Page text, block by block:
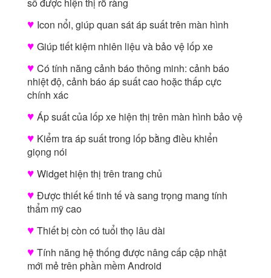
số được hiện thị rõ ràng
♥ Icon nổi, giúp quan sát áp suất trên màn hình
♥ Giúp tiết kiệm nhiên liệu và bảo vệ lốp xe
♥ Có tính năng cảnh báo thông minh: cảnh báo
nhiệt độ, cảnh báo áp suất cao hoặc thấp cực
chính xác
♥ Áp suất của lốp xe hiện thị trên màn hình bảo vệ
♥ Kiểm tra áp suất trong lốp bằng điều khiển
giọng nói
♥ Widget hiện thị trên trang chủ
♥ Được thiết kế tinh tế và sang trọng mang tính
thẩm mỹ cao
♥ Thiết bị còn có tuổi thọ lâu dài
♥ Tính năng hệ thống được nâng cấp cập nhật
mới mẻ trên phần mềm Android